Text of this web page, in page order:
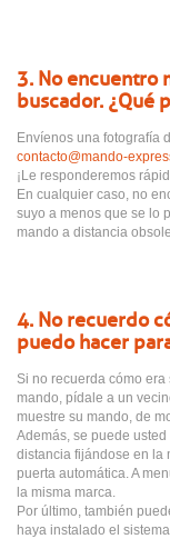
3. No encuentro
buscador. ¿Qué
Envíenos una fotografía
contacto@mando-
¡Le responderemos
En cualquier caso, no
suyo a menos que se lo
mando a distancia
4. No recuerdo
puedo hacer
Si no recuerda cómo
mando, pídale a un
muestre su mando, de
Además, se puede
distancia fijándose en la
puerta automática. A
la misma marca.
Por último, también
haya instalado el